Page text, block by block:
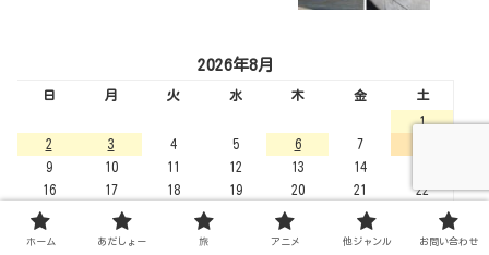
2026年8月
日 月 火 水 木 金
土
1
2
3 4 5 6 7
9
10 11 12 13 14
16
17 18 19 20 21
22
23
28
30
31
ホーム あだしょー 旅 アニメ 他ジャンル お問い合わせ